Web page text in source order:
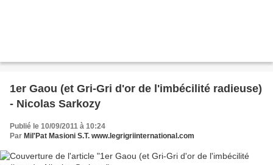
1er Gaou (et Gri-Gri d'or de l'imbécilité radieuse)
- Nicolas Sarkozy
Publié le 10/09/2011 à 10:24
Par Mil'Pat Masioni S.T. www.legrigriinternational.com